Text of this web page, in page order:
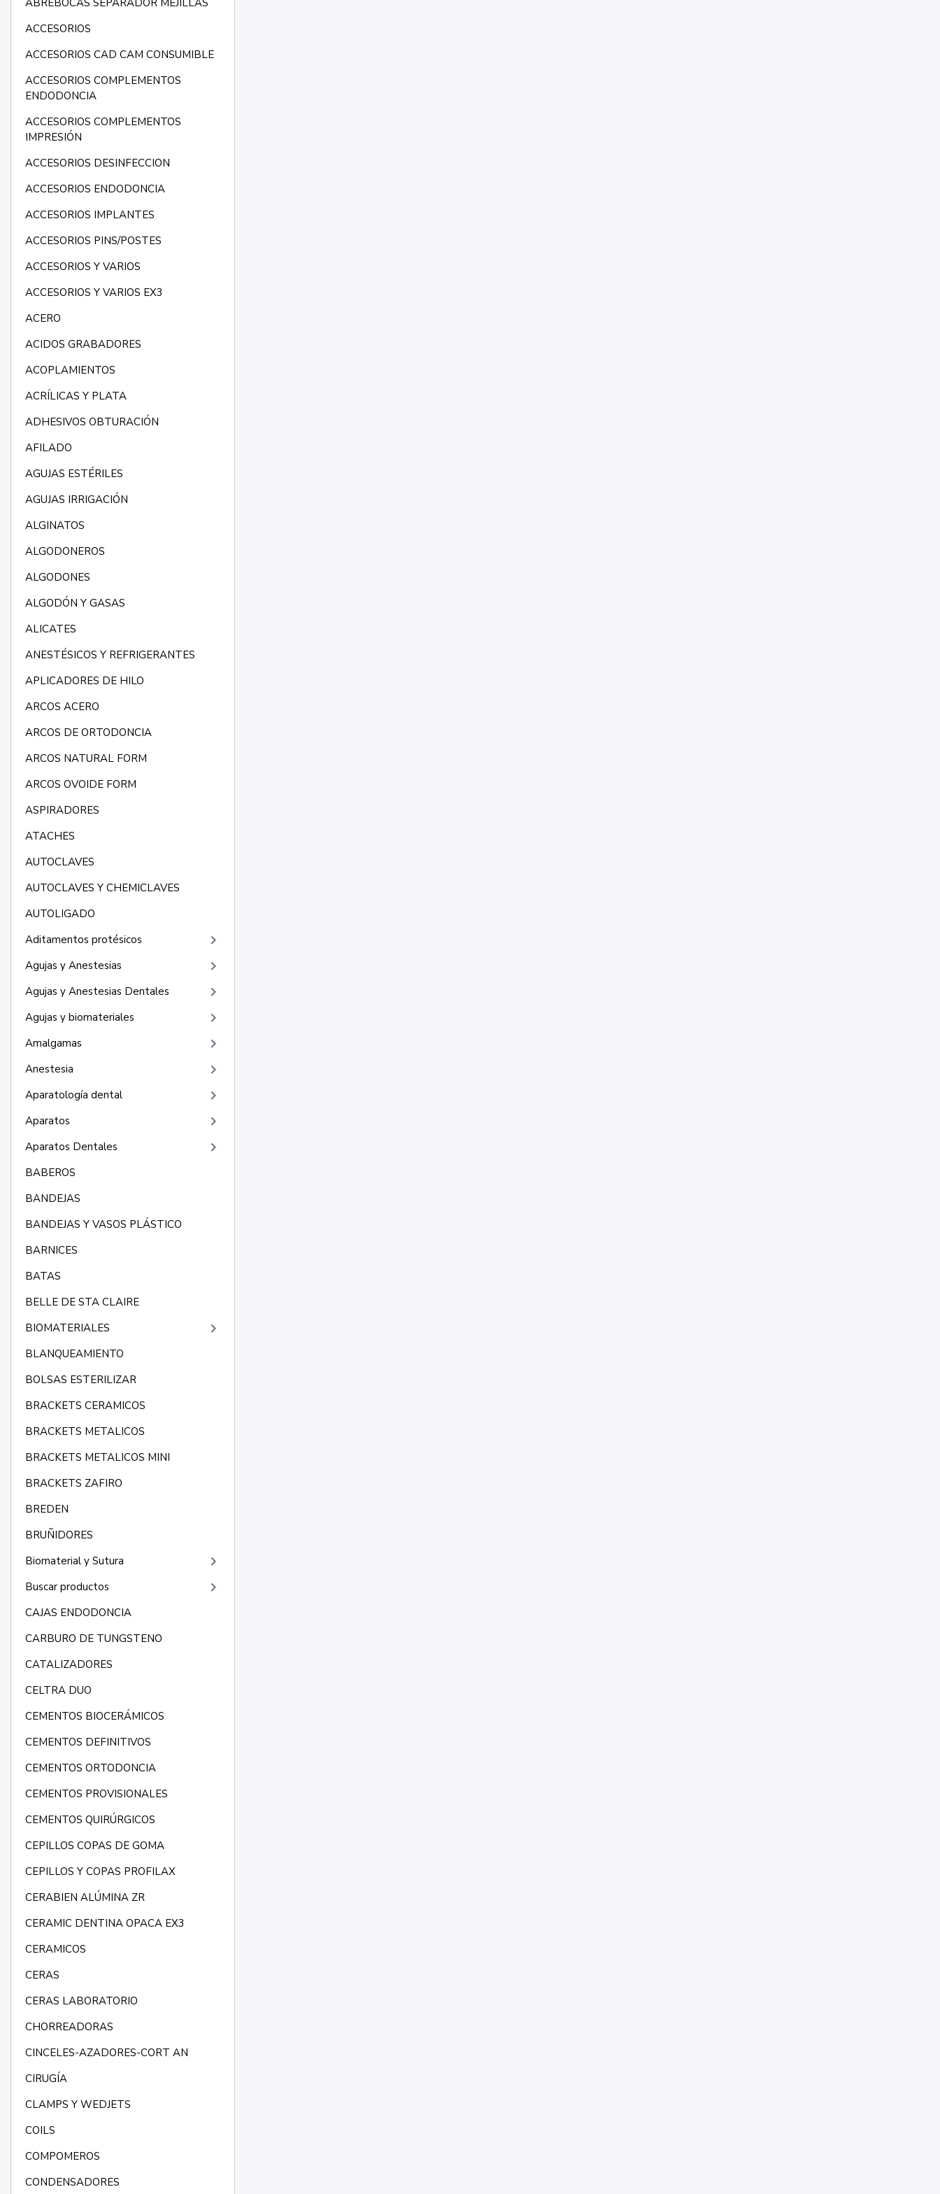
ABREBOCAS SEPARADOR MEJILLAS
ACCESORIOS
ACCESORIOS CAD CAM CONSUMIBLE
ACCESORIOS COMPLEMENTOS
ENDODONCIA
ACCESORIOS COMPLEMENTOS
IMPRESIÓN
ACCESORIOS DESINFECCION
ACCESORIOS ENDODONCIA
ACCESORIOS IMPLANTES
ACCESORIOS PINS/POSTES
ACCESORIOS Y VARIOS
ACCESORIOS Y VARIOS EX3
ACERO
ACIDOS GRABADORES
ACOPLAMIENTOS
ACRÍLICAS Y PLATA
ADHESIVOS OBTURACIÓN
AFILADO
AGUJAS ESTÉRILES
AGUJAS IRRIGACIÓN
ALGINATOS
ALGODONEROS
ALGODONES
ALGODÓN Y GASAS
ALICATES
ANESTÉSICOS Y REFRIGERANTES
APLICADORES DE HILO
ARCOS ACERO
ARCOS DE ORTODONCIA
ARCOS NATURAL FORM
ARCOS OVOIDE FORM
ASPIRADORES
ATACHES
AUTOCLAVES
AUTOCLAVES Y CHEMICLAVES
AUTOLIGADO
Aditamentos protésicos
keyboard_arrow_right
Agujas y Anestesias keyboard_arrow_right
Agujas y Anestesias Dentales keyboard_arrow_right
Agujas y biomateriales keyboard_arrow_right
Amalgamas keyboard_arrow_right
Anestesia keyboard_arrow_right
Aparatología dental keyboard_arrow_right
Aparatos keyboard_arrow_right
Aparatos Dentales keyboard_arrow_right
BABEROS
BANDEJAS
BANDEJAS Y VASOS PLÁSTICO
BARNICES
BATAS
BELLE DE STA CLAIRE
BIOMATERIALES
keyboard_arrow_right
BLANQUEAMIENTO
BOLSAS ESTERILIZAR
BRACKETS CERAMICOS
BRACKETS METALICOS
BRACKETS METALICOS MINI
BRACKETS ZAFIRO
BREDEN
BRUÑIDORES
Biomaterial y Sutura
keyboard_arrow_right
Buscar productos keyboard_arrow_right
CAJAS ENDODONCIA
CARBURO DE TUNGSTENO
CATALIZADORES
CELTRA DUO
CEMENTOS BIOCERÁMICOS
CEMENTOS DEFINITIVOS
CEMENTOS ORTODONCIA
CEMENTOS PROVISIONALES
CEMENTOS QUIRÚRGICOS
CEPILLOS COPAS DE GOMA
CEPILLOS Y COPAS PROFILAX
CERABIEN ALÚMINA ZR
CERAMIC DENTINA OPACA EX3
CERAMICOS
CERAS
CERAS LABORATORIO
CHORREADORAS
CINCELES-AZADORES-CORT AN
CIRUGÍA
CLAMPS Y WEDJETS
COILS
COMPOMEROS
CONDENSADORES